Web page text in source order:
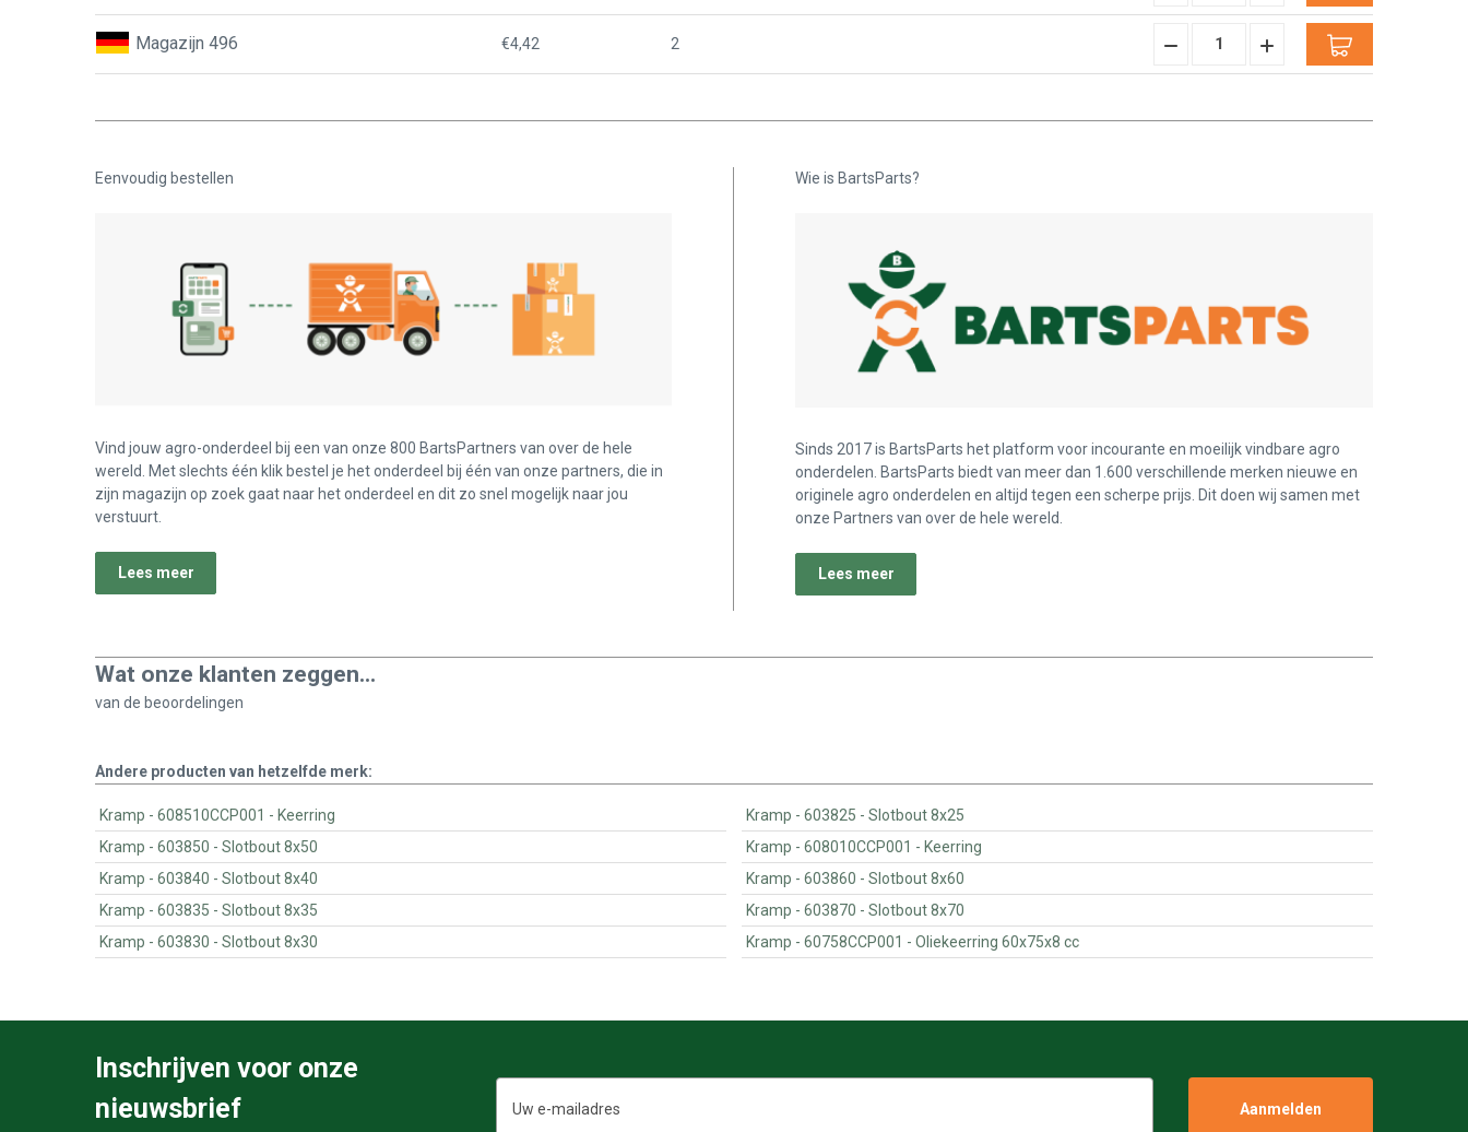
verhogen:
Magazijn 496 €4,42 2 Hoeveelheid Hoeveelheid
Eenvoudig bestellen
Vind jouw agro-onderdeel bij een van onze 800 BartsPartners van over de hele
wereld. Met slechts één klik bestel je het onderdeel bij één van onze partners, die in
zijn magazijn op zoek gaat naar het onderdeel en dit zo snel mogelijk naar jou
verstuurt.
Lees meer
Wie is BartsParts?
Sinds 2017 is BartsParts het platform voor incourante en moeilijk vindbare agro
onderdelen. BartsParts biedt van meer dan 1.600 verschillende merken nieuwe en
originele agro onderdelen en altijd tegen een scherpe prijs. Dit doen wij samen met
onze Partners van over de hele wereld.
Lees meer
Wat onze klanten zeggen...
van de beoordelingen
Andere producten van hetzelfde merk:
Kramp - 608510CCP001 - Keerring
Kramp - 603850 - Slotbout 8x50
Kramp - 603840 - Slotbout 8x40
Kramp - 603835 - Slotbout 8x35
Kramp - 603830 - Slotbout 8x30
Kramp - 603825 - Slotbout 8x25
Kramp - 608010CCP001 - Keerring
Kramp - 603860 - Slotbout 8x60
Kramp - 603870 - Slotbout 8x70
Kramp - 60758CCP001 - Oliekeerring 60x75x8 cc
Inschrijven voor onze
nieuwsbrief
mailadres